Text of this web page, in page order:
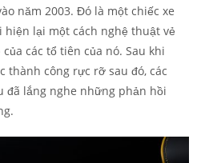
năm 2003. Đó là một chiếc xe
hiện lại một cách nghệ thuật vẻ
các tổ tiên của nó. Sau khi
thành công rực rỡ sau đó, các
đã lắng nghe những phản hồi